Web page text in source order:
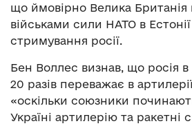
що ймовірно Велика Британія
військами сили НАТО в
стримування росії.
Бен Воллес визнав, що росія
20 разів переважає в
«оскільки союзники
Україні артилерію та ракетні